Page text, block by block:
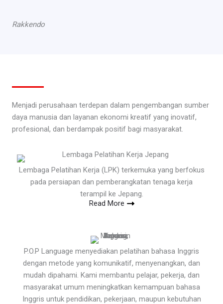
Rakkendo
Menjadi perusahaan terdepan dalam pengembangan sumber
daya manusia dan layanan ekonomi kreatif yang inovatif,
profesional, dan berdampak positif bagi masyarakat.
Lembaga Pelatihan Kerja (LPK) terkemuka yang berfokus
pada persiapan dan pemberangkatan tenaga kerja
terampil ke Jepang.
Read More
P.O.P Language menyediakan pelatihan bahasa Inggris
dengan metode yang komunikatif, menyenangkan, dan
mudah dipahami. Kami membantu pelajar, pekerja, dan
masyarakat umum meningkatkan kemampuan bahasa
Inggris untuk pendidikan, pekerjaan, maupun kebutuhan